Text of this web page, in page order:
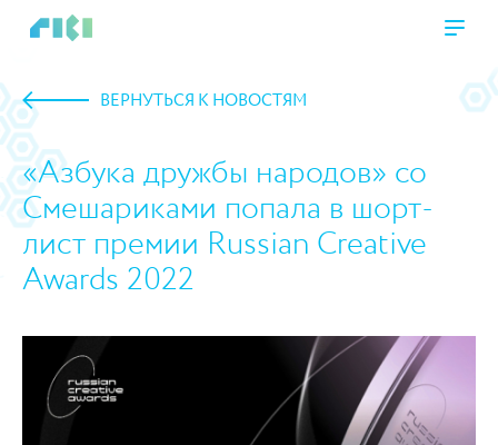
ВЕРНУТЬСЯ К НОВОСТЯМ
«Азбука дружбы народов» со
Смешариками попала в шорт-
лист премии Russian Creative
Awards 2022
https://www.high-endrolex.com/45